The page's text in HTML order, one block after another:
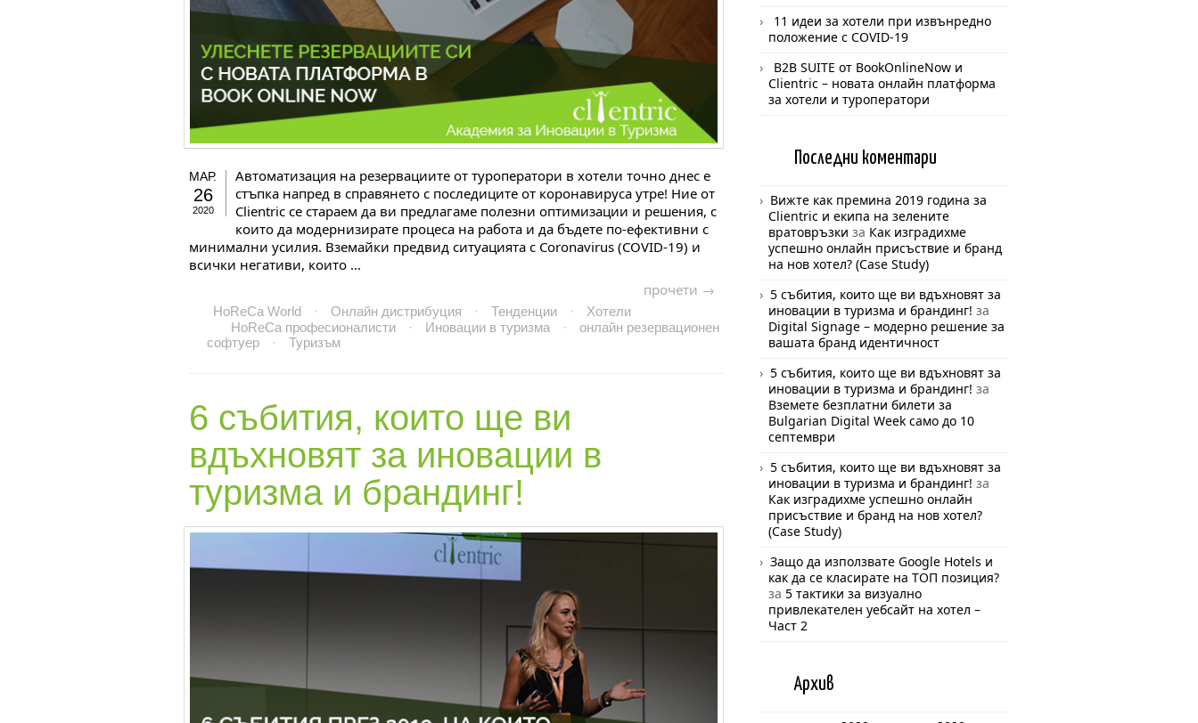
МАР.
26
2020
Автоматизация на резервациите от туроператори в хотели точно днес е
стъпка напред в справянето с последиците от коронавируса утре! Ние от
Clientric се стараем да ви предлагаме полезни оптимизации и решения, с
които да модернизирате процеса на работа и да бъдете по-ефективни с
минимални усилия. Вземайки предвид ситуацията с Coronavirus (COVID-19) и
всички негативи, които ...
прочети →
HoReCa World · Онлайн дистрибуция · Тенденции ·
Хотели
HoReCa професионалисти
· Иновации в туризма ·
онлайн резервационен
софтуер
· Туризъм
6 събития, които ще ви
вдъхновят за иновации в
туризма и брандинг!
11 идеи за хотели при извънредно
положение с COVID-19
B2B SUITE от BookOnlineNow и
Clientric – новата онлайн платформа
за хотели и туроператори
Последни коментари
Вижте как премина 2019 година за
Clientric и екипа на зелените
вратовръзки за Как изградихме
успешно онлайн присъствие и бранд
на нов хотел? (Case Study)
5 събития, които ще ви вдъхновят за
иновации в туризма и брандинг! за
Digital Signage – модерно решение за
вашата бранд идентичност
5 събития, които ще ви вдъхновят за
иновации в туризма и брандинг! за
Вземете безплатни билети за
Bulgarian Digital Week само до 10
септември
5 събития, които ще ви вдъхновят за
иновации в туризма и брандинг! за
Как изградихме успешно онлайн
присъствие и бранд на нов хотел?
(Case Study)
Защо да използвате Google Hotels и
как да се класирате на ТОП позиция?
за 5 тактики за визуално
привлекателен уебсайт на хотел –
Част 2
Архив